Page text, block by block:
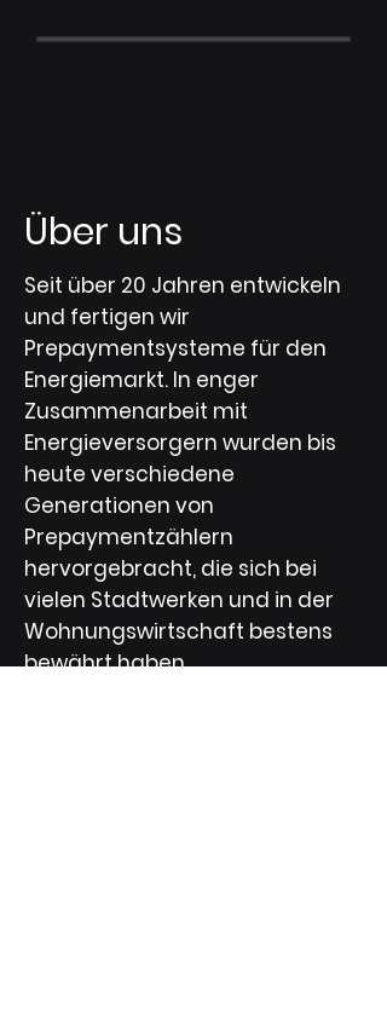
Über uns
Seit über 20 Jahren entwickeln
und fertigen wir
Prepaymentsysteme für den
Energiemarkt. In enger
Zusammenarbeit mit
Energieversorgern wurden bis
heute verschiedene
Generationen von
Prepaymentzählern
hervorgebracht, die sich bei
vielen Stadtwerken und in der
Wohnungswirtschaft bestens
bewährt haben.